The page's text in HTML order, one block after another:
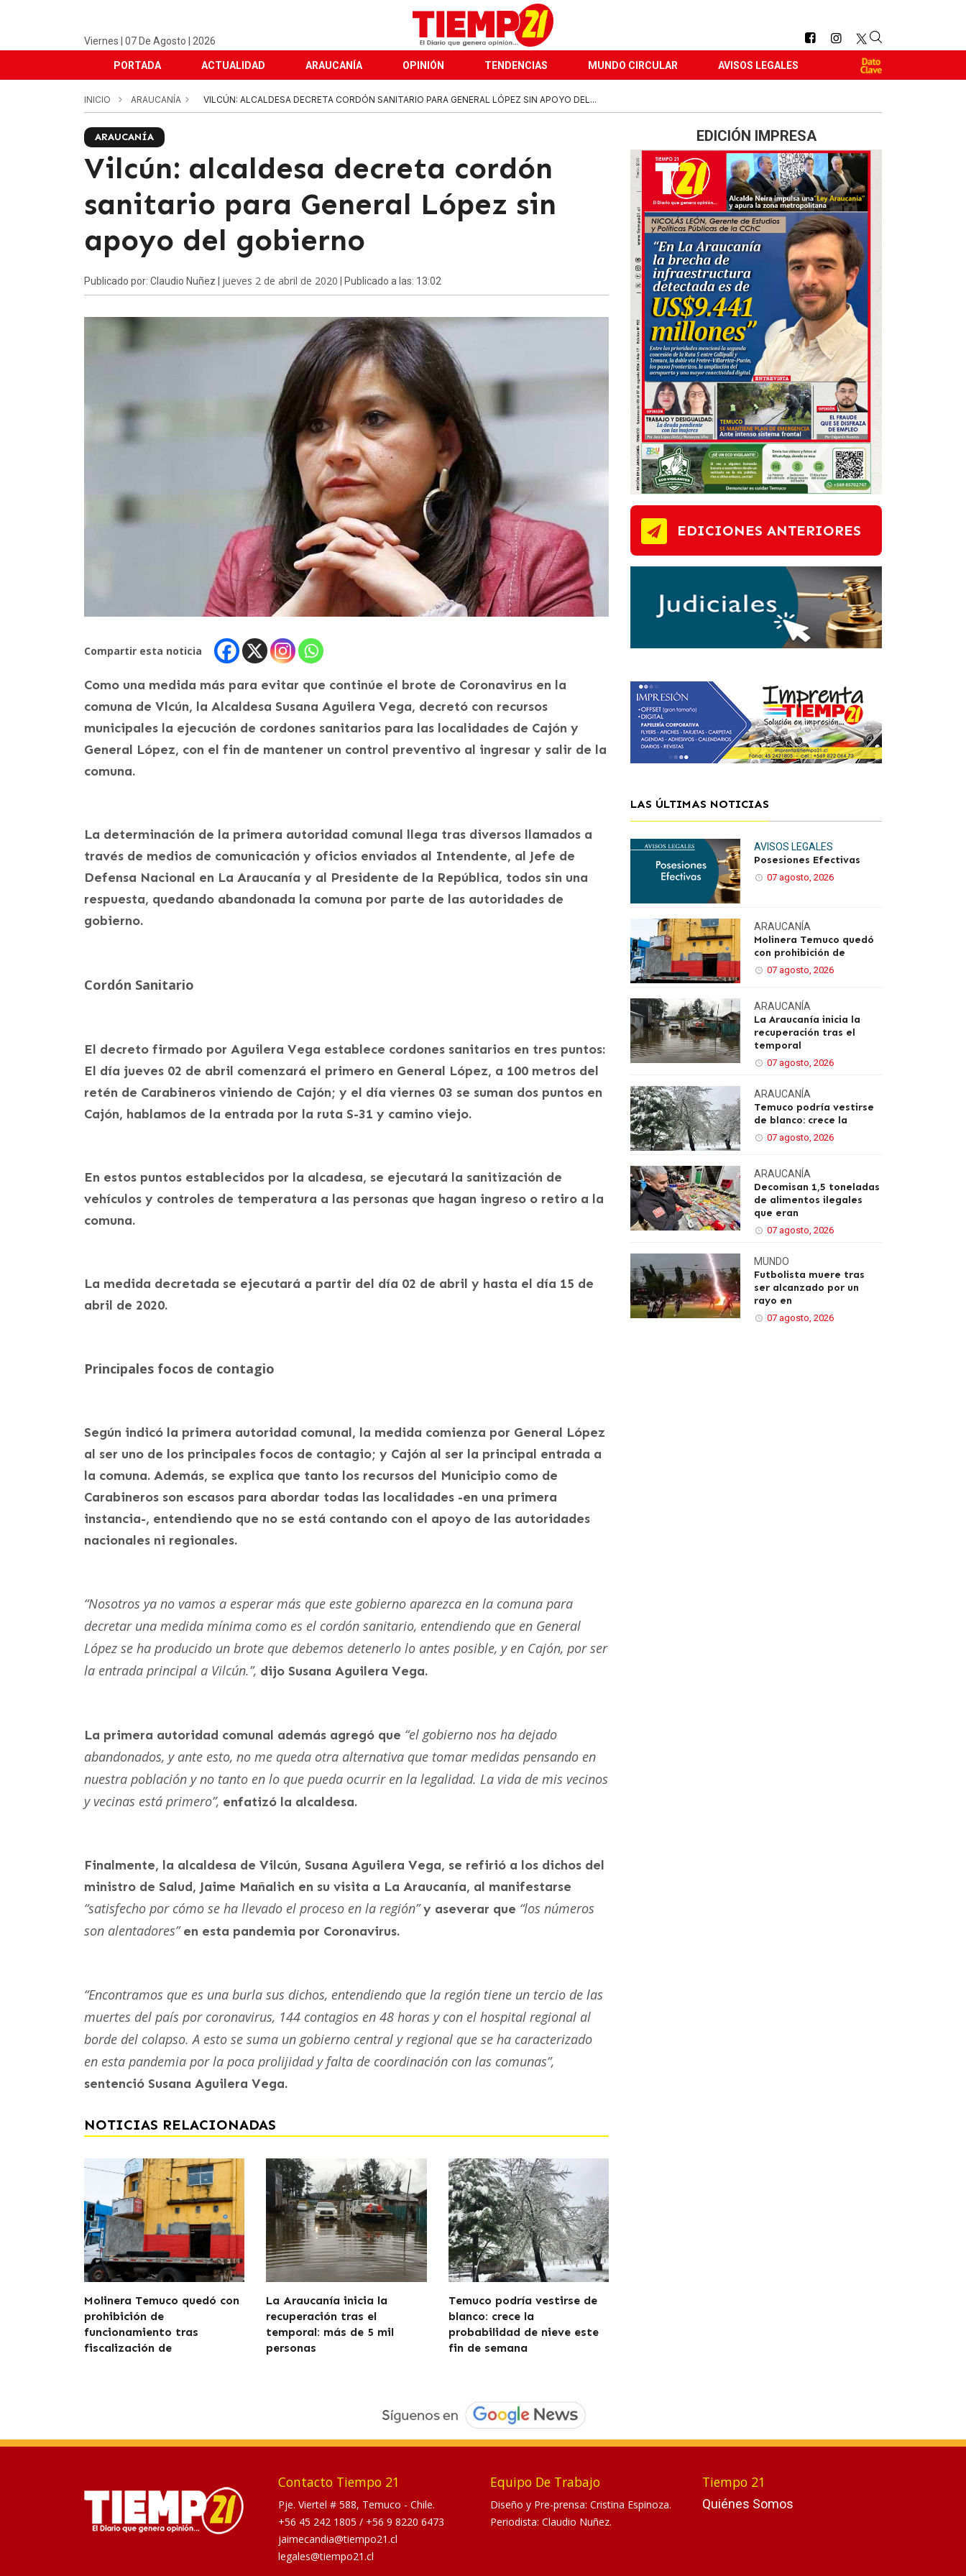
Viernes | 07 De Agosto | 2026
PORTADA ACTUALIDAD ARAUCANÍA OPINIÓN TENDENCIAS MUNDO CIRCULAR AVISOS LEGALES
INICIO ARAUCANÍA VILCÚN: ALCALDESA DECRETA CORDÓN SANITARIO PARA GENERAL LÓPEZ SIN APOYO DEL...
ARAUCANÍA
Vilcún: alcaldesa decreta cordón
sanitario para General López sin
apoyo del gobierno
Publicado por: Claudio Nuñez | jueves 2 de abril de 2020 | Publicado a las: 13:02
Compartir esta noticia
Como una medida más para evitar que continúe el brote de Coronavirus en la
comuna de Vlcún, la Alcaldesa Susana Aguilera Vega, decretó con recursos
municipales la ejecución de cordones sanitarios para las localidades de Cajón y
General López, con el fin de mantener un control preventivo al ingresar y salir de la
comuna.
La determinación de la primera autoridad comunal llega tras diversos llamados a
través de medios de comunicación y oficios enviados al Intendente, al Jefe de
Defensa Nacional en La Araucanía y al Presidente de la República, todos sin una
respuesta, quedando abandonada la comuna por parte de las autoridades de
gobierno.
Cordón Sanitario
El decreto firmado por Aguilera Vega establece cordones sanitarios en tres puntos:
El día jueves 02 de abril comenzará el primero en General López, a 100 metros del
retén de Carabineros viniendo de Cajón; y el día viernes 03 se suman dos puntos en
Cajón, hablamos de la entrada por la ruta S-31 y camino viejo.
En estos puntos establecidos por la alcadesa, se ejecutará la sanitización de
vehículos y controles de temperatura a las personas que hagan ingreso o retiro a la
comuna.
La medida decretada se ejecutará a partir del día 02 de abril y hasta el día 15 de
abril de 2020.
Principales focos de contagio
Según indicó la primera autoridad comunal, la medida comienza por General López
al ser uno de los principales focos de contagio; y Cajón al ser la principal entrada a
la comuna. Además, se explica que tanto los recursos del Municipio como de
Carabineros son escasos para abordar todas las localidades -en una primera
instancia-, entendiendo que no se está contando con el apoyo de las autoridades
nacionales ni regionales.
“Nosotros ya no vamos a esperar más que este gobierno aparezca en la comuna para
decretar una medida mínima como es el cordón sanitario, entendiendo que en General
López se ha producido un brote que debemos detenerlo lo antes posible, y en Cajón, por ser
la entrada principal a Vilcún.”, dijo Susana Aguilera Vega.
La primera autoridad comunal además agregó que “el gobierno nos ha dejado
abandonados, y ante esto, no me queda otra alternativa que tomar medidas pensando en
nuestra población y no tanto en lo que pueda ocurrir en la legalidad. La vida de mis vecinos
y vecinas está primero”, enfatizó la alcaldesa.
Finalmente, la alcaldesa de Vilcún, Susana Aguilera Vega, se refirió a los dichos del
ministro de Salud, Jaime Mañalich en su visita a La Araucanía, al manifestarse
“satisfecho por cómo se ha llevado el proceso en la región”y aseverar que “los números
son alentadores”en esta pandemia por Coronavirus.
“Encontramos que es una burla sus dichos, entendiendo que la región tiene un tercio de las
muertes del país por coronavirus, 144 contagios en 48 horas y con el hospital regional al
borde del colapso. A esto se suma un gobierno central y regional que se ha caracterizado
en esta pandemia por la poca prolijidad y falta de coordinación con las comunas”,
sentenció Susana Aguilera Vega.
NOTICIAS RELACIONADAS
Molinera Temuco quedó con
prohibición de
funcionamiento tras
fiscalización de
La Araucanía inicia la
recuperación tras el
temporal: más de 5 mil
personas
Temuco podría vestirse de
blanco: crece la
probabilidad de nieve este
fin de semana
EDICIÓN IMPRESA
EDICIONES ANTERIORES
LAS ÚLTIMAS NOTICIAS
AVISOS LEGALES
Posesiones Efectivas
07 agosto, 2026
ARAUCANÍA
Molinera Temuco quedó
con prohibición de
07 agosto, 2026
ARAUCANÍA
La Araucanía inicia la
recuperación tras el
temporal
07 agosto, 2026
ARAUCANÍA
Temuco podría vestirse
de blanco: crece la
07 agosto, 2026
ARAUCANÍA
Decomisan 1,5 toneladas
de alimentos ilegales
que eran
07 agosto, 2026
MUNDO
Futbolista muere tras
ser alcanzado por un
rayo en
07 agosto, 2026
Contacto Tiempo 21
Pje. Viertel # 588, Temuco - Chile.
+56 45 242 1805 / +56 9 8220 6473
jaimecandia@tiempo21.cl
legales@tiempo21.cl
Equipo De Trabajo
Diseño y Pre-prensa: Cristina Espinoza.
Periodista: Claudio Nuñez.
Tiempo 21
Quiénes Somos